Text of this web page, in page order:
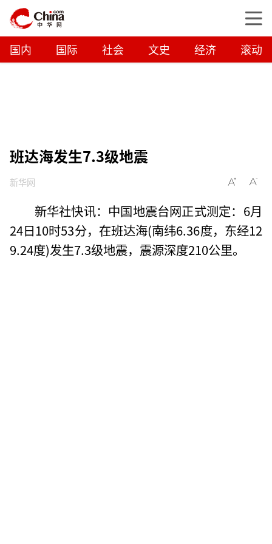
国内 国际 社会 文史 经济 滚动
班达海发生7.3级地震
新华网
新华社快讯：中国地震台网正式测定：6月
24日10时53分，在班达海(南纬6.36度，东经12
9.24度)发生7.3级地震，震源深度210公里。